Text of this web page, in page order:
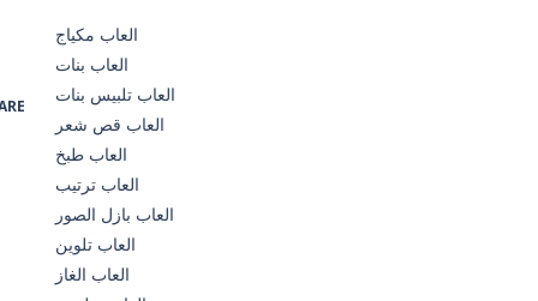
العاب مكياج
العاب بنات
العاب تلبيس بنات
العاب قص شعر
العاب طبخ
العاب ترتيب
العاب بازل الصور
العاب تلوين
العاب الغاز